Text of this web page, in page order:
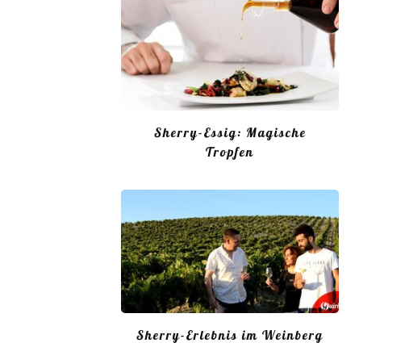
Sherry-Essig: Magische
Tropfen
Sherry-Erlebnis im Weinberg